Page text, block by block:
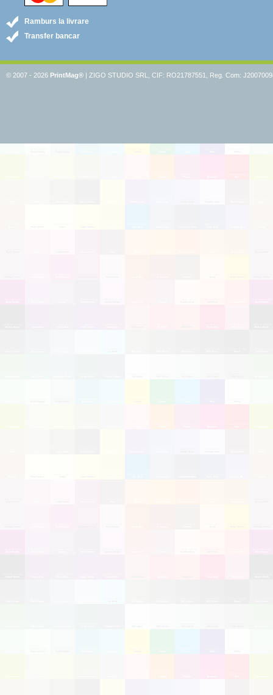
Ramburs la livrare
Transfer bancar
© 2007 - 2026 PrintMag® ZIGO STUDIO SRL, CIF: RO21787551, Reg. Com: